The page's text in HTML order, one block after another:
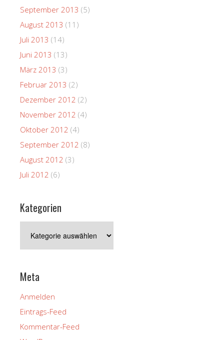
September 2013 (5)
August 2013 (11)
Juli 2013 (14)
Juni 2013 (13)
März 2013 (3)
Februar 2013 (2)
Dezember 2012 (2)
November 2012 (4)
Oktober 2012 (4)
September 2012 (8)
August 2012 (3)
Juli 2012 (6)
Kategorien
Meta
Anmelden
Eintrags-Feed
Kommentar-Feed